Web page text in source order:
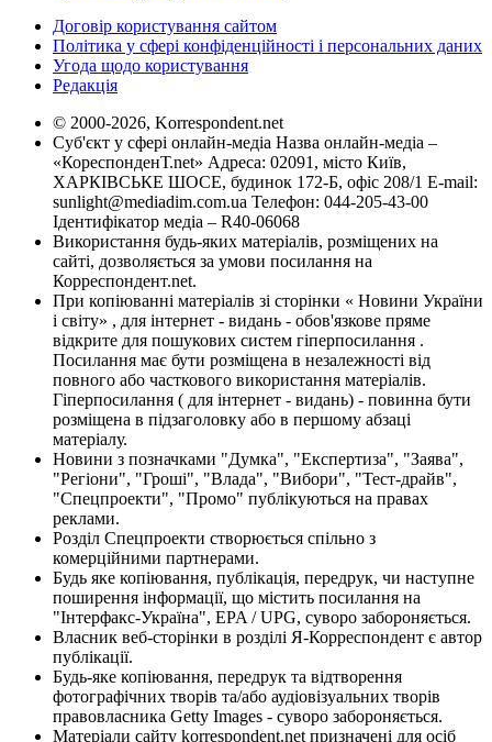
Договір користування сайтом
Політика у сфері конфіденційності і персональних даних
Угода щодо користування
Редакція
© 2000-2026, Korrespondent.net
Суб'єкт у сфері онлайн-медіа Назва онлайн-медіа –
«КореспонденТ.net» Адреса: 02091, місто Київ,
ХАРКІВСЬКЕ ШОСЕ, будинок 172-Б, офіс 208/1 E-mail:
sunlight@mediadim.com.ua Телефон: 044-205-43-00
Ідентифікатор медіа – R40-06068
Використання будь-яких матеріалів, розміщених на
сайті, дозволяється за умови посилання на
Корреспондент.net.
При копіюванні матеріалів зі сторінки « Новини України
і світу» , для інтернет - видань - обов'язкове пряме
відкрите для пошукових систем гіперпосилання .
Посилання має бути розміщена в незалежності від
повного або часткового використання матеріалів.
Гіперпосилання ( для інтернет - видань) - повинна бути
розміщена в підзаголовку або в першому абзаці
матеріалу.
Новини з позначками "Думка", "Експертиза", "Заява",
"Регіони", "Гроші", "Влада", "Вибори", "Тест-драйв",
"Спецпроекти", "Промо" публікуються на правах
реклами.
Розділ Спецпроекти створюється спільно з
комерційними партнерами.
Будь яке копіювання, публікація, передрук, чи наступне
поширення інформації, що містить посилання на
"Інтерфакс-Україна", EPA / UPG, суворо забороняється.
Власник веб-сторінки в розділі Я-Корреспондент є автор
публікації.
Будь-яке копіювання, передрук та відтворення
фотографічних творів та/або аудіовізуальних творів
правовласника Getty Images - суворо забороняється.
Матеріали сайту korrespondent.net призначені для осіб